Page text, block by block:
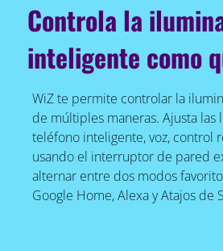
Controla la
inteligente como
WiZ te permite controlar la
de múltiples maneras. Ajusta las
teléfono inteligente, voz, control
usando el interruptor de pared
alternar entre dos modos
Google Home, Alexa y Atajos de